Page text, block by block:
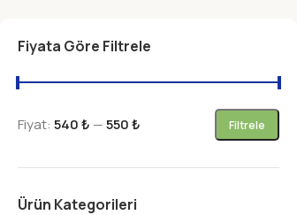
Fiyata Göre Filtrele
Filtrele
Fiyat: 540 ₺ —550 ₺
Ürün Kategorileri